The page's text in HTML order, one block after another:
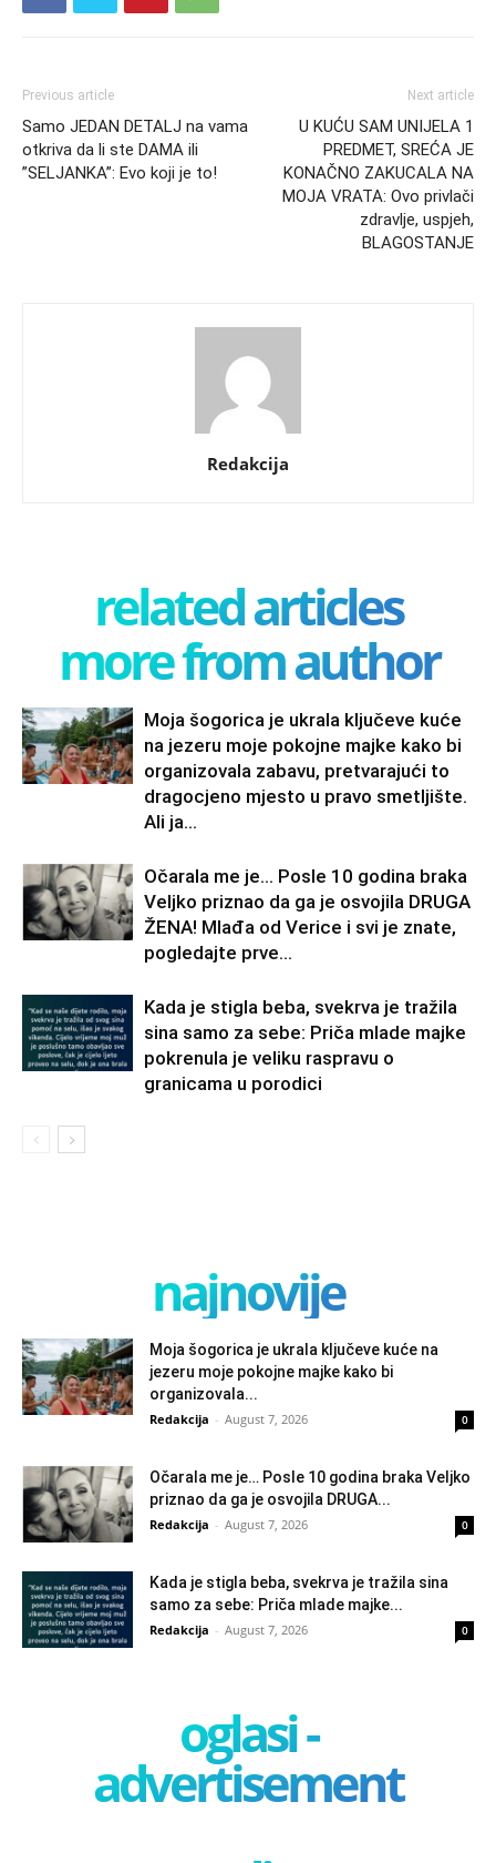
Previous article
Samo JEDAN DETALJ na vama
otkriva da li ste DAMA ili
”SELJANKA”: Evo koji je to!
Next article
U KUĆU SAM UNIJELA 1
PREDMET, SREĆA JE
KONAČNO ZAKUCALA NA
MOJA VRATA: Ovo privlači
zdravlje, uspjeh,
BLAGOSTANJE
Redakcija
related articles
more from author
Moja šogorica je ukrala ključeve kuće
na jezeru moje pokojne majke kako bi
organizovala zabavu, pretvarajući to
dragocjeno mjesto u pravo smetljište.
Ali ja...
Očarala me je… Posle 10 godina braka
Veljko priznao da ga je osvojila DRUGA
ŽENA! Mlađa od Verice i svi je znate,
pogledajte prve...
Kada je stigla beba, svekrva je tražila
sina samo za sebe: Priča mlade majke
pokrenula je veliku raspravu o
granicama u porodici
najnovije
Moja šogorica je ukrala ključeve kuće na
jezeru moje pokojne majke kako bi
organizovala...
Redakcija - August 7, 2026 0
Očarala me je… Posle 10 godina braka Veljko
priznao da ga je osvojila DRUGA...
Redakcija - August 7, 2026 0
Kada je stigla beba, svekrva je tražila sina
samo za sebe: Priča mlade majke...
Redakcija - August 7, 2026 0
oglasi -
advertisement